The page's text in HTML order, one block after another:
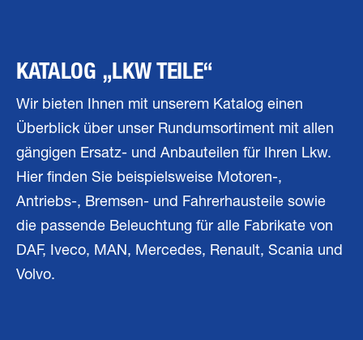
KATALOG „LKW TEILE“
Wir bieten Ihnen mit unserem Katalog einen
Überblick über unser Rundumsortiment mit allen
gängigen Ersatz- und Anbauteilen für Ihren Lkw.
Hier finden Sie beispielsweise Motoren-,
Antriebs-, Bremsen- und Fahrerhausteile sowie
die passende Beleuchtung für alle Fabrikate von
DAF, Iveco, MAN, Mercedes, Renault, Scania und
Volvo.